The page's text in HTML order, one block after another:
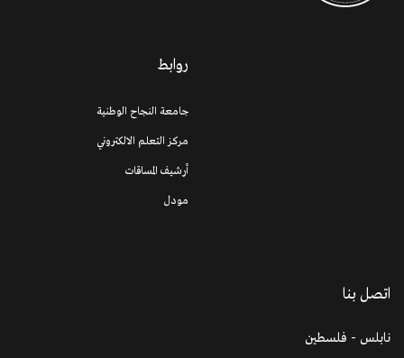
روابط
جامعة النجاح الوطنية
مركز التعلم الالكتروني
أرشيف المساقات
مودل
اتصل بنا
نابلس - فلسطين